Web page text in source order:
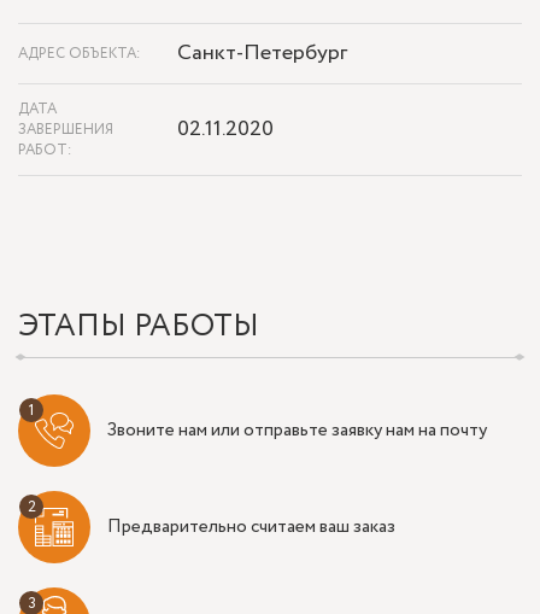
АДРЕС ОБЪЕКТА: Санкт-Петербург
ДАТА
ЗАВЕРШЕНИЯ
РАБОТ:
02.11.2020
ЭТАПЫ РАБОТЫ
Звоните нам или отправьте заявку нам на почту
Предварительно считаем ваш заказ